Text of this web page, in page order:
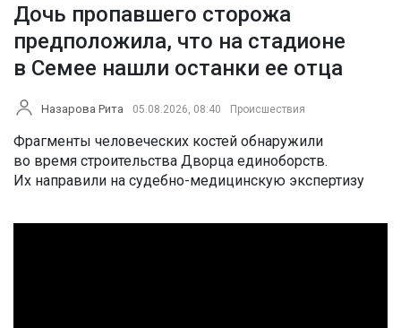
Дочь пропавшего сторожа
предположила, что на стадионе
в Семее нашли останки ее отца
Назарова Рита 05.08.2026, 08:40 Происшествия
Фрагменты человеческих костей обнаружили
во время строительства Дворца единоборств.
Их направили на судебно-медицинскую экспертизу